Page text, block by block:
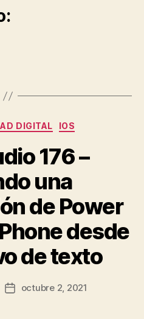
Categorías
DIGITAL IOS
176 –
una
de Power
desde
de texto
Fechaoctubre 2, 2021